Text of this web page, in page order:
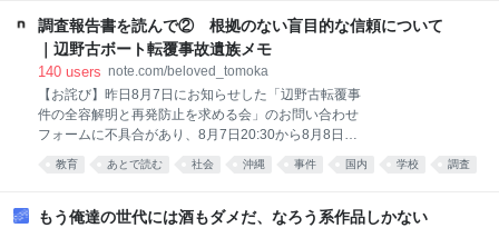
2026-08-08 00:35:44 sarcophage(サルコファー
ジ)@C108 1日目 東３ホール ホ41a
@sarcophage11km 今回制作した、オグタマの卓上用
アクスタです。 cm・inch両方の目盛りがあり、 定規
として使用できます。 また、オグリの尻尾にペンを置
くと、 ペンホルダーとしても使えます。 #C108
pic.x.com/NwQMjIqnlm 2026-08-07 20:01:12
調査報告書を読んで② 根拠のない盲目的な信頼について
｜辺野古ボート転覆事故遺族メモ
140 users note.com/beloved_tomoka
【お詫び】昨日8月7日にお知らせした「辺野古転覆事
件の全容解明と再発防止を求める会」のお問い合わせ
フォームに不具合があり、8月7日20:30から8月8日
11:30までの間にいただいたお問い合わせを、受信で
きていませんでした。現在は復旧しています。 せっか
取ることができていなかったこと、本当に申し訳なく
教育 あとで読む 社会 沖縄 事件 国内 学校 調査
もう俺達の世代には酒もダメだ、なろう系作品しかない